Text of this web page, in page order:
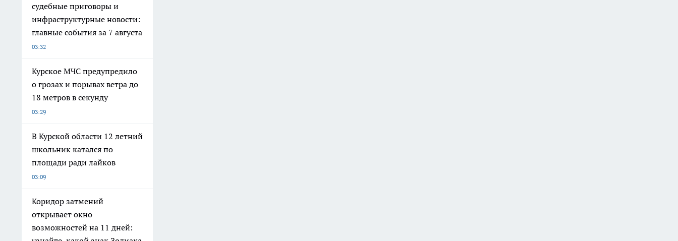
судебные приговоры и
инфраструктурные новости:
главные события за 7 августа
03:32
Курское МЧС предупредило
о грозах и порывах ветра до
18 метров в секунду
03:29
В Курской области 12 летний
школьник катался по
площади ради лайков
03:09
Коридор затмений
открывает окно
возможностей на 11 дней: